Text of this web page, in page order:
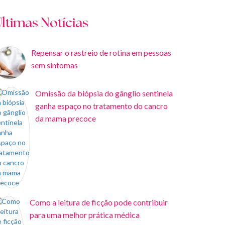
Notícias
Repensar o rastreio de rotina em pessoas
sem sintomas
Omissão da biópsia do gânglio sentinela
ganha espaço no tratamento do cancro
da mama precoce
Como a leitura de ficção pode contribuir
para uma melhor prática médica